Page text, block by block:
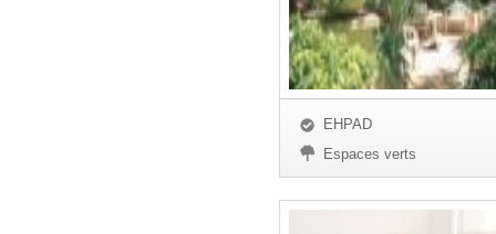
EHPAD
Espaces verts